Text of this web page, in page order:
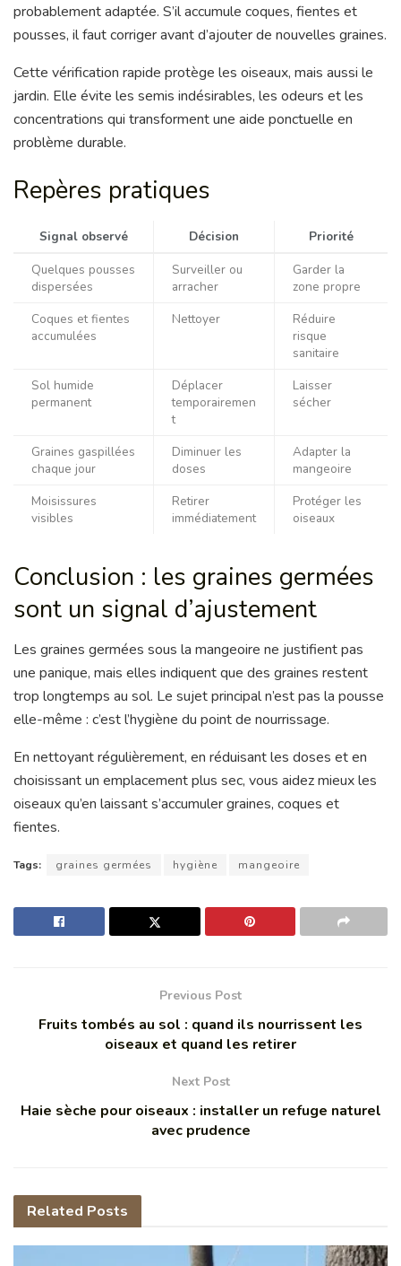
probablement adaptée. S’il accumule coques, fientes et
pousses, il faut corriger avant d’ajouter de nouvelles graines.
Cette vérification rapide protège les oiseaux, mais aussi le
jardin. Elle évite les semis indésirables, les odeurs et les
concentrations qui transforment une aide ponctuelle en
problème durable.
Repères pratiques
Signal observé Décision
Priorité
Quelques pousses
dispersées
Surveiller ou
arracher
Garder la
zone propre
Coques et fientes
accumulées
Nettoyer
Réduire
risque
sanitaire
Sol humide
permanent
Déplacer
temporairemen
t
Laisser
sécher
Graines gaspillées
chaque jour
Diminuer les
doses
Adapter la
mangeoire
Moisissures
visibles
Retirer
immédiatement
Protéger les
oiseaux
Conclusion : les graines germées
sont un signal d’ajustement
Les graines germées sous la mangeoire ne justifient pas
une panique, mais elles indiquent que des graines restent
trop longtemps au sol. Le sujet principal n’est pas la pousse
elle-même : c’est l’hygiène du point de nourrissage.
En nettoyant régulièrement, en réduisant les doses et en
choisissant un emplacement plus sec, vous aidez mieux les
oiseaux qu’en laissant s’accumuler graines, coques et
fientes.
Tags: graines germées hygiène mangeoire
Previous Post
Fruits tombés au sol : quand ils nourrissent les
oiseaux et quand les retirer
Next Post
Haie sèche pour oiseaux : installer un refuge naturel
avec prudence
Related Posts